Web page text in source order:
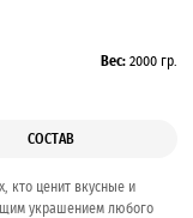
Вес: 2000 гр.
СОСТАВ
кто ценит вкусные и
украшением любого